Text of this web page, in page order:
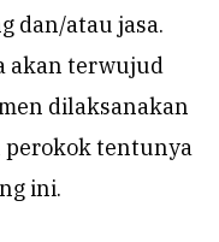
dan/atau jasa.
akan terwujud
dilaksanakan
perokok tentunya
ini.